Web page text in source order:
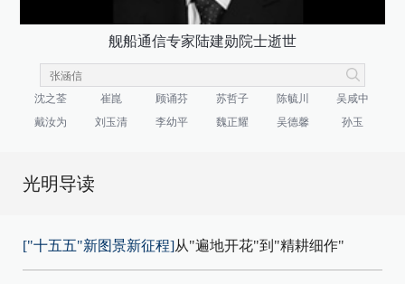
舰船通信专家陆建勋院士逝世
沈之荃 崔崑 顾诵芬 苏哲子 陈毓川
吴咸中
戴汝为
刘玉清 李幼平 魏正耀 吴德馨 孙玉
光明导读
["十五五"新图景新征程]从"遍地开花"到"精耕细作"